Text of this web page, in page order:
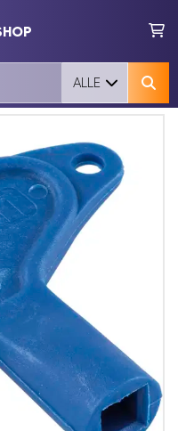
ALLE